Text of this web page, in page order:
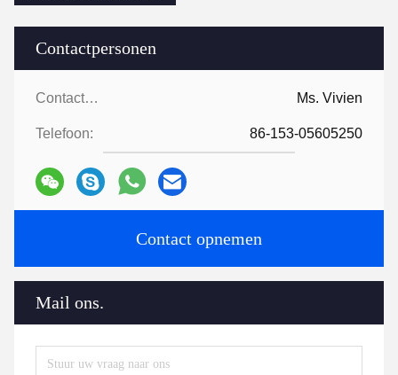
Contactpersonen
Contactpersonen: Ms. Vivien
Telefoon: 86-153-05605250
Contact opnemen
Mail ons.